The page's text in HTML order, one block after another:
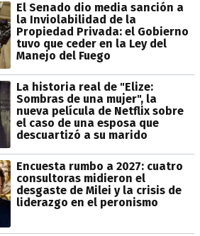
El Senado dio media sanción a
la Inviolabilidad de la
Propiedad Privada: el Gobierno
tuvo que ceder en la Ley del
Manejo del Fuego
La historia real de "Elize:
Sombras de una mujer", la
nueva película de Netflix sobre
el caso de una esposa que
descuartizó a su marido
Encuesta rumbo a 2027: cuatro
consultoras midieron el
desgaste de Milei y la crisis de
liderazgo en el peronismo